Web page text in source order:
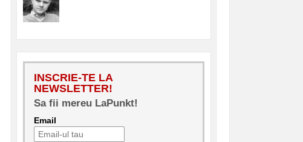
INSCRIE-TE LA
NEWSLETTER!
Sa fii mereu LaPunkt!
Email